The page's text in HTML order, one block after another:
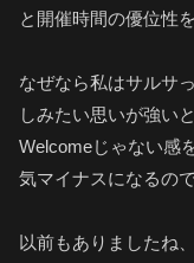
と開催時間の優位性
なぜなら私はサルサ
しみたい思いが強い
Welcomeじゃない感
気マイナスになるの
以前もありましたね